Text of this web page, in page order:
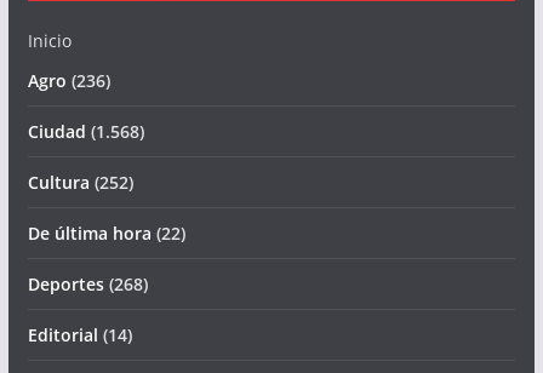
Inicio
Agro (236)
Ciudad (1.568)
Cultura (252)
De última hora (22)
Deportes(268)
Editorial (14)